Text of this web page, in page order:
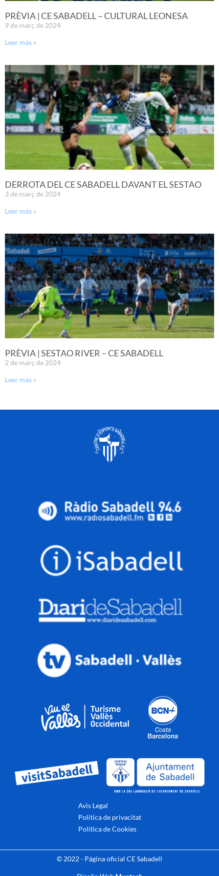
PRÈVIA | CE SABADELL – CULTURAL LEONESA
9 de març de 2024
Leer más »
DERROTA DEL CE SABADELL DAVANT EL SESTAO
3 de març de 2024
Leer más »
PRÈVIA | SESTAO RIVER – CE SABADELL
2 de març de 2024
Leer más »
Avis Legal
Politica de privacitat
Politica de Cookies
© 2022 - Página oficial CE Sabadell